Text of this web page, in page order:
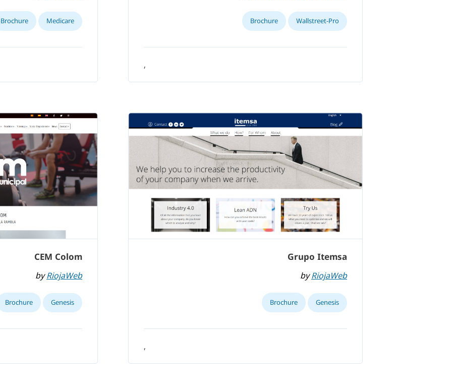
Wallstreet-Pro
Brochure
,
Medicare
Brochure
Grupo Itemsa
byRiojaWeb
Genesis
Brochure
,
CEM Colom
byRiojaWeb
Genesis
Brochure